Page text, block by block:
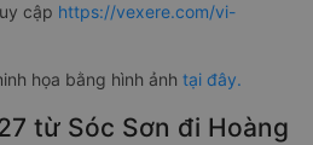
cập https://vexere.com/vi-
họa bằng hình ảnh tại đây.
từ Sóc Sơn đi Hoàng